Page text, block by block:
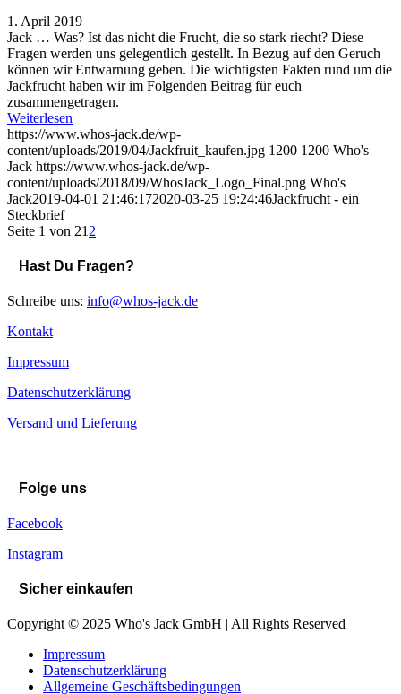
1. April 2019
Jack … Was? Ist das nicht die Frucht, die so stark riecht? Diese
Fragen werden uns gelegentlich gestellt. In Bezug auf den Geruch
können wir Entwarnung geben. Die wichtigsten Fakten rund um die
Jackfrucht haben wir im Folgenden Beitrag für euch
zusammengetragen.
Weiterlesen
https://www.whos-jack.de/wp-
content/uploads/2019/04/Jackfruit_kaufen.jpg 1200 1200 Who's
Jack https://www.whos-jack.de/wp-
content/uploads/2018/09/WhosJack_Logo_Final.png Who's
Jack2019-04-01 21:46:172020-03-25 19:24:46Jackfrucht - ein
Steckbrief
Seite 1 von 21 2
Hast Du Fragen?
Schreibe uns: info@whos-jack.de
Kontakt
Impressum
Datenschutzerklärung
Versand und Lieferung
Folge uns
Facebook
Instagram
Sicher einkaufen
Copyright © 2025 Who's Jack GmbH | All Rights Reserved
Impressum
Datenschutzerklärung
Allgemeine Geschäftsbedingungen